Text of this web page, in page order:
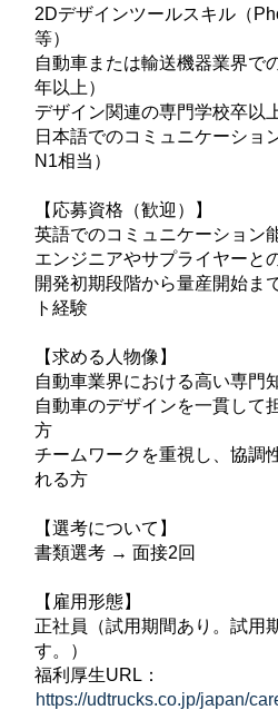
2Dデザインツールスキル（
等）
自動車または輸送機器業界で
年以上）
デザイン関連の専門学校卒以
日本語でのコミュニケーショ
N1相当）
【応募資格（歓迎）】
英語でのコミュニケーション
エンジニアやサプライヤーと
開発初期段階から量産開始ま
ト経験
【求める人物像】
自動車業界における高い専門
自動車のデザインを一貫して
方
チームワークを重視し、協調
れる方
【選考について】
書類選考 → 面接2回
【雇用形態】
正社員（試用期間あり。試用
す。）
福利厚生URL：
https://udtrucks.co.jp/japan/